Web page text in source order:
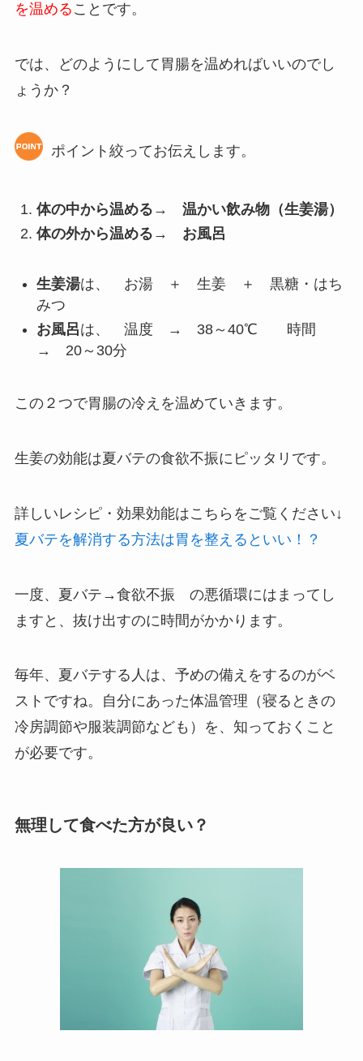
を温める ことです。
では、どのようにして胃腸を温めればいいのでし
ょうか？
ポイント絞ってお伝えします。
体の中から温める→ 温かい飲み物（生姜湯）
体の外から温める→ お風呂
生姜湯は、 お湯 ＋ 生姜 ＋ 黒糖・はち
みつ
お風呂は、 温度 → 38～40℃ 時間
→ 20～30分
この２つで胃腸の冷えを温めていきます。
生姜の効能は夏バテの食欲不振にピッタリ です。
詳しいレシピ・効果効能はこちらをご覧ください↓
夏バテを解消する方法は胃を整えるといい！？
一度、夏バテ→食欲不振 の悪循環にはまってし
ますと、抜け出すのに時間がかかります。
毎年、夏バテする人は、予めの備えをするのがベ
ストですね。自分にあった体温管理（寝るときの
冷房調節や服装調節なども）を、知っておくこと
が必要です。
無理して食べた方が良い？